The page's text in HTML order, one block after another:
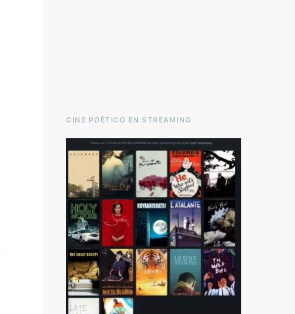
CINE POÉTICO EN STREAMING